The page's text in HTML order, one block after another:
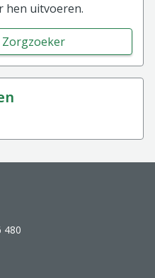
hen uitvoeren.
Zorgzoeker
480